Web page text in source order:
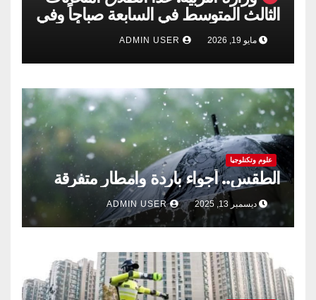
الثالث المتوسط في السابعة صباحاً وفي
حال صادفت عطلة رسمية خلال أيام
الامتحانات فينقل امتحان ذلك اليوم إلى
اليوم الذي يليه وبنفس الجدول المعلن
مايو 19, 2026
علوم وتكنلوجيا
الطقس.. أجواء باردة وامطار متفرقة
ديسمبر 13, 2025 ADMIN USER